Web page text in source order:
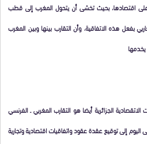
اقتصادها، بحيث تخشى أن يتحول المغرب إلى قطب
بفعل هذه الاتفاقية، وأن التقارب بينها وبين المغرب
الجزائرية أيضا هو التقارب المغربي ـ الفرنسي
إلى توقيع عقدة عقود واتفاقيات اقتصادية وتجارية